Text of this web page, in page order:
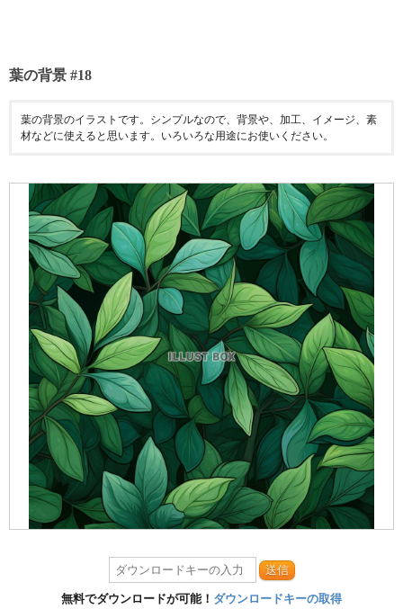
葉の背景 #18
葉の背景のイラストです。シンプルなので、背景や、加工、イメージ、素
材などに使えると思います。いろいろな用途にお使いください。
送信
無料でダウンロードが可能！ ダウンロードキーの取得